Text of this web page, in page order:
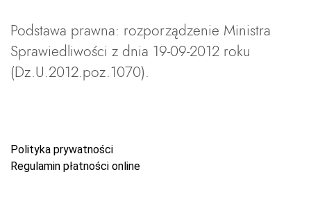
Podstawa prawna: rozporządzenie Ministra
Sprawiedliwości z dnia 19-09-2012 roku
(Dz.U.2012.poz.1070).
Polityka prywatności
Regulamin płatności online